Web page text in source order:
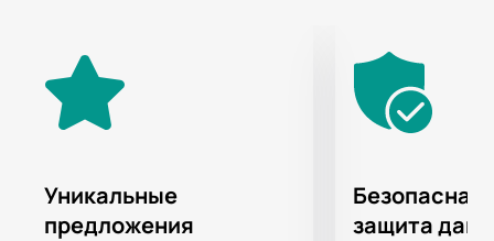
Уникальные
предложения
Безопасная
защита